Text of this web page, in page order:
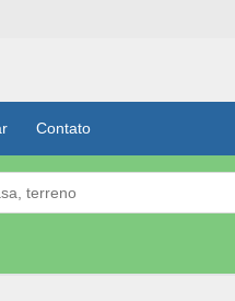
Contato